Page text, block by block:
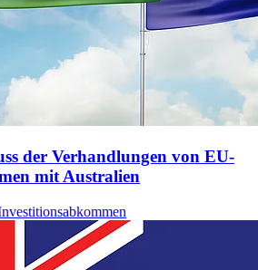
der Verhandlungen von EU-
mit Australien